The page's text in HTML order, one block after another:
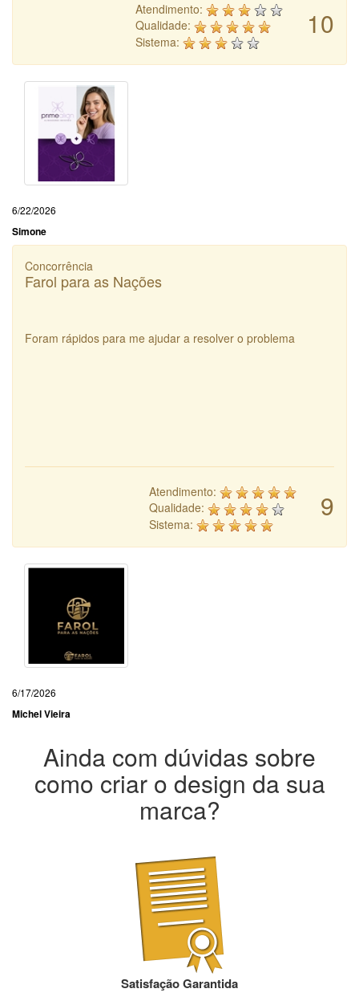
10
Atendimento:
Qualidade:
Sistema:
6/22/2026
Simone
Concorrência
Farol para as Nações
Foram rápidos para me ajudar a resolver o problema
9
Atendimento:
Qualidade:
Sistema:
6/17/2026
Michel Vieira
Ainda com dúvidas sobre
como criar o design da sua
marca?
Satisfação Garantida